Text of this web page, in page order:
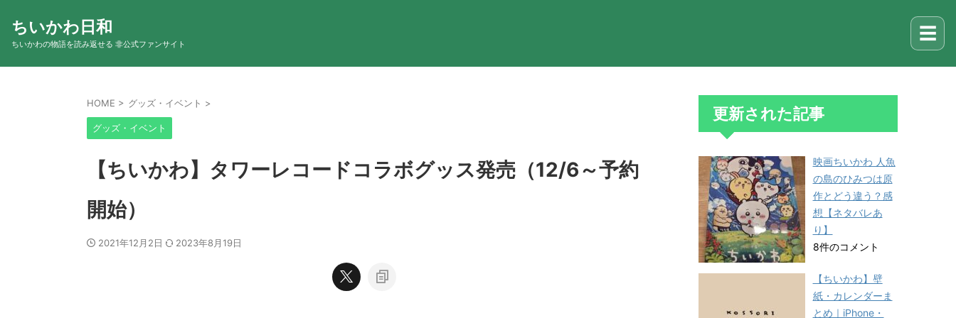
ちいかわ日和
ちいかわの物語を読み返せる 非公式ファンサイト ☰
HOME > グッズ・イベント >
グッズ・イベント
【ちいかわ】タワーレコードコラボグッス発売（12/6～予約
開始）
2021年12月2日 2023年8月19日
更新された記事
映画ちいかわ 人魚
の島のひみつは原
作とどう違う？感
想【ネタバレあ
り】
8件のコメント
【ちいかわ】壁
紙・カレンダーま
とめ｜iPhone・